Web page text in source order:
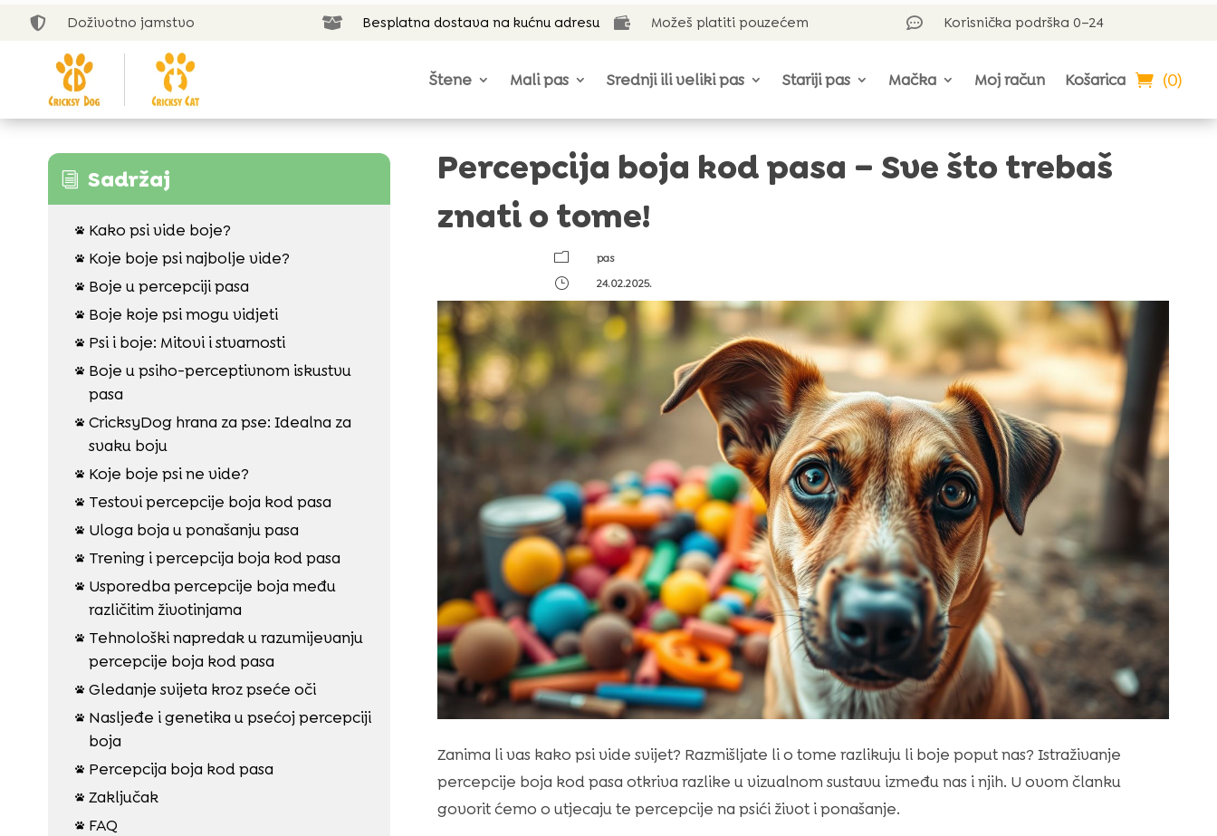
 Doživotno jamstvo  Besplatna dostava na kućnu adresu  Možeš platiti pouzećem  Korisnička podrška 0–24
Štene Mali pas Srednji ili veliki pas Stariji pas Mačka Moj račun Košarica (0)
i Sadržaj
 Kako psi vide boje?
 Koje boje psi najbolje vide?
 Boje u percepciji pasa
 Boje koje psi mogu vidjeti
 Psi i boje: Mitovi i stvarnosti

Boje u psiho-perceptivnom iskustvu
pasa
 CricksyDog hrana za pse: Idealna za
svaku boju
 Koje boje psi ne vide?
 Testovi percepcije boja kod pasa
 Uloga boja u ponašanju pasa
 Trening i percepcija boja kod pasa

Usporedba percepcije boja među
različitim životinjama

Tehnološki napredak u razumijevanju
percepcije boja kod pasa
 Gledanje svijeta kroz pseće oči

Nasljeđe i genetika u psećoj percepciji
boja
 Percepcija boja kod pasa
 Zaključak
 FAQ
Percepcija boja kod pasa – Sve što trebaš
znati o tome!
m
pas
}
24.02.2025.
Zanima li vas kako psi vide svijet? Razmišljate li o tome razlikuju li boje poput nas? Istraživanje
percepcije boja kod pasa otkriva razlike u vizualnom sustavu između nas i njih. U ovom članku
govorit ćemo o utjecaju te percepcije na psići život i ponašanje.